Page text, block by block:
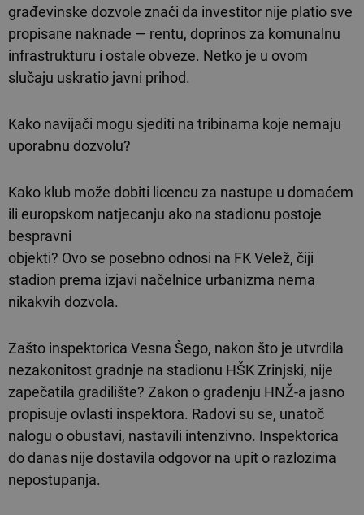
građevinske dozvole znači da investitor nije platio sve
propisane naknade — rentu, doprinos za komunalnu
infrastrukturu i ostale obveze. Netko je u ovom
slučaju uskratio javni prihod.
Kako navijači mogu sjediti na tribinama koje nemaju
uporabnu dozvolu?
Kako klub može dobiti licencu za nastupe u domaćem
ili europskom natjecanju ako na stadionu postoje
bespravni
objekti? Ovo se posebno odnosi na FK Velež, čiji
stadion prema izjavi načelnice urbanizma nema
nikakvih dozvola.
Zašto inspektorica Vesna Šego, nakon što je utvrdila
nezakonitost gradnje na stadionu HŠK Zrinjski, nije
zapečatila gradilište? Zakon o građenju HNŽ-a jasno
propisuje ovlasti inspektora. Radovi su se, unatoč
nalogu o obustavi, nastavili intenzivno. Inspektorica
do danas nije dostavila odgovor na upit o razlozima
nepostupanja.